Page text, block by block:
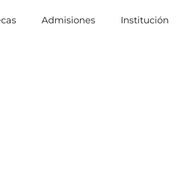
Admisiones Institución